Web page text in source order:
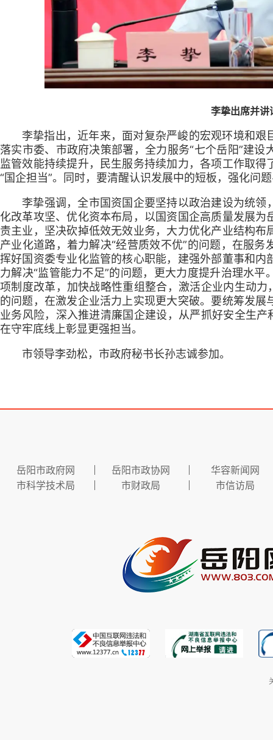
李挚出席并讲
李挚指出，近年来，面对复杂严峻的宏观环境和
落实市委、市政府决策部署，全力服务“七个岳阳”建
监管效能持续提升，民生服务持续加力，各项工作取
“国企担当”。同时，要清醒认识发展中的短板，强化问
李挚强调，全市国资国企要坚持以政治建设为统领
化改革攻坚、优化资本布局，以国资国企高质量发展
责主业，坚决砍掉低效无效业务，大力优化产业结构
产业化道路，着力解决“经营质效不优”的问题，在服
挥好国资委专业化监管的核心职能，建强外部董事和
力解决“监管能力不足”的问题，更大力度提升治理水
项制度改革，加快战略性重组整合，激活企业内生动
的问题，在激发企业活力上实现更大突破。要统筹发
业务风险，深入推进清廉国企建设，从严抓好安全生
在守牢底线上彰显更强担当。
市领导李劲松，市政府秘书长孙志诚参加。
岳阳市政府网 岳阳市政协网
华容新闻网
市科学技术局
市财政局 市信访局